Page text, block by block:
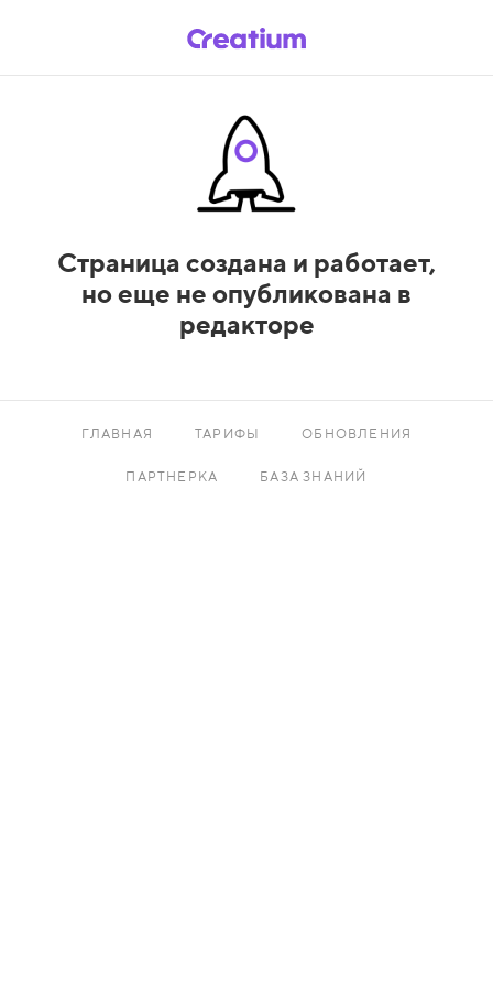
Страница создана и работает,
но еще не опубликована в
редакторе
ГЛАВНАЯ ТАРИФЫ ОБНОВЛЕНИЯ
ПАРТНЕРКА БАЗА ЗНАНИЙ